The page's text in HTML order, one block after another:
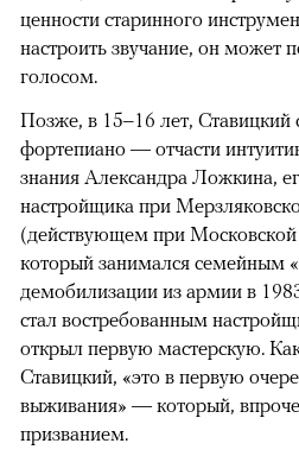
00:00 / 00:00
ценности старинного
настроить звучание, он может
голосом.
Позже, в 15–16 лет, Ставицкий
фортепиано — отчасти
знания Александра Ложкина,
настройщика при
(действующем при Московской
который занимался
демобилизации из армии в
стал востребованным
открыл первую мастерскую.
Ставицкий, «это в первую
выживания» — который,
призванием.